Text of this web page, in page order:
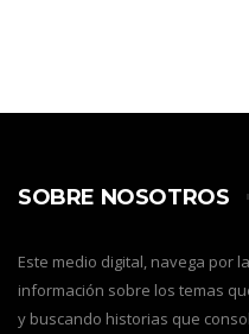
SOBRE NOSOTROS
Este medio digital, navega por
información sobre los temas
y buscando historias que